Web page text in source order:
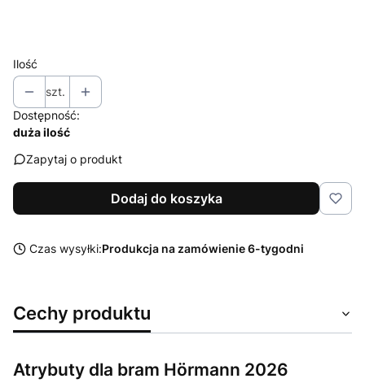
Ilość
szt.
Dostępność:
duża ilość
Zapytaj o produkt
Dodaj do koszyka
Czas wysyłki:Produkcja na zamówienie 6-tygodni
Cechy produktu
Atrybuty dla bram Hörmann 2026